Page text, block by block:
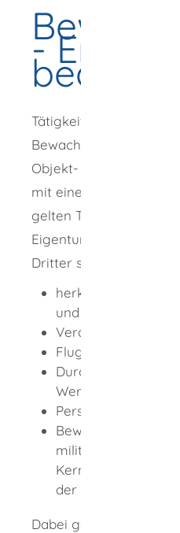
-
Tätigkeiten als
Bewachungsgewerbe
Objekt- oder
mit einer Erlaubnis
gelten Tätigkeiten, die
Eigentum fremder
Dritter schützen sollen,
herkömmliche
und
Veranstaltungsdienst
Fluggastkontrolle
Durchführung von
Werttransporten
Personenschutz
Bewachung von
militärischen
Kernkraftwerken
der
Dabei geht es